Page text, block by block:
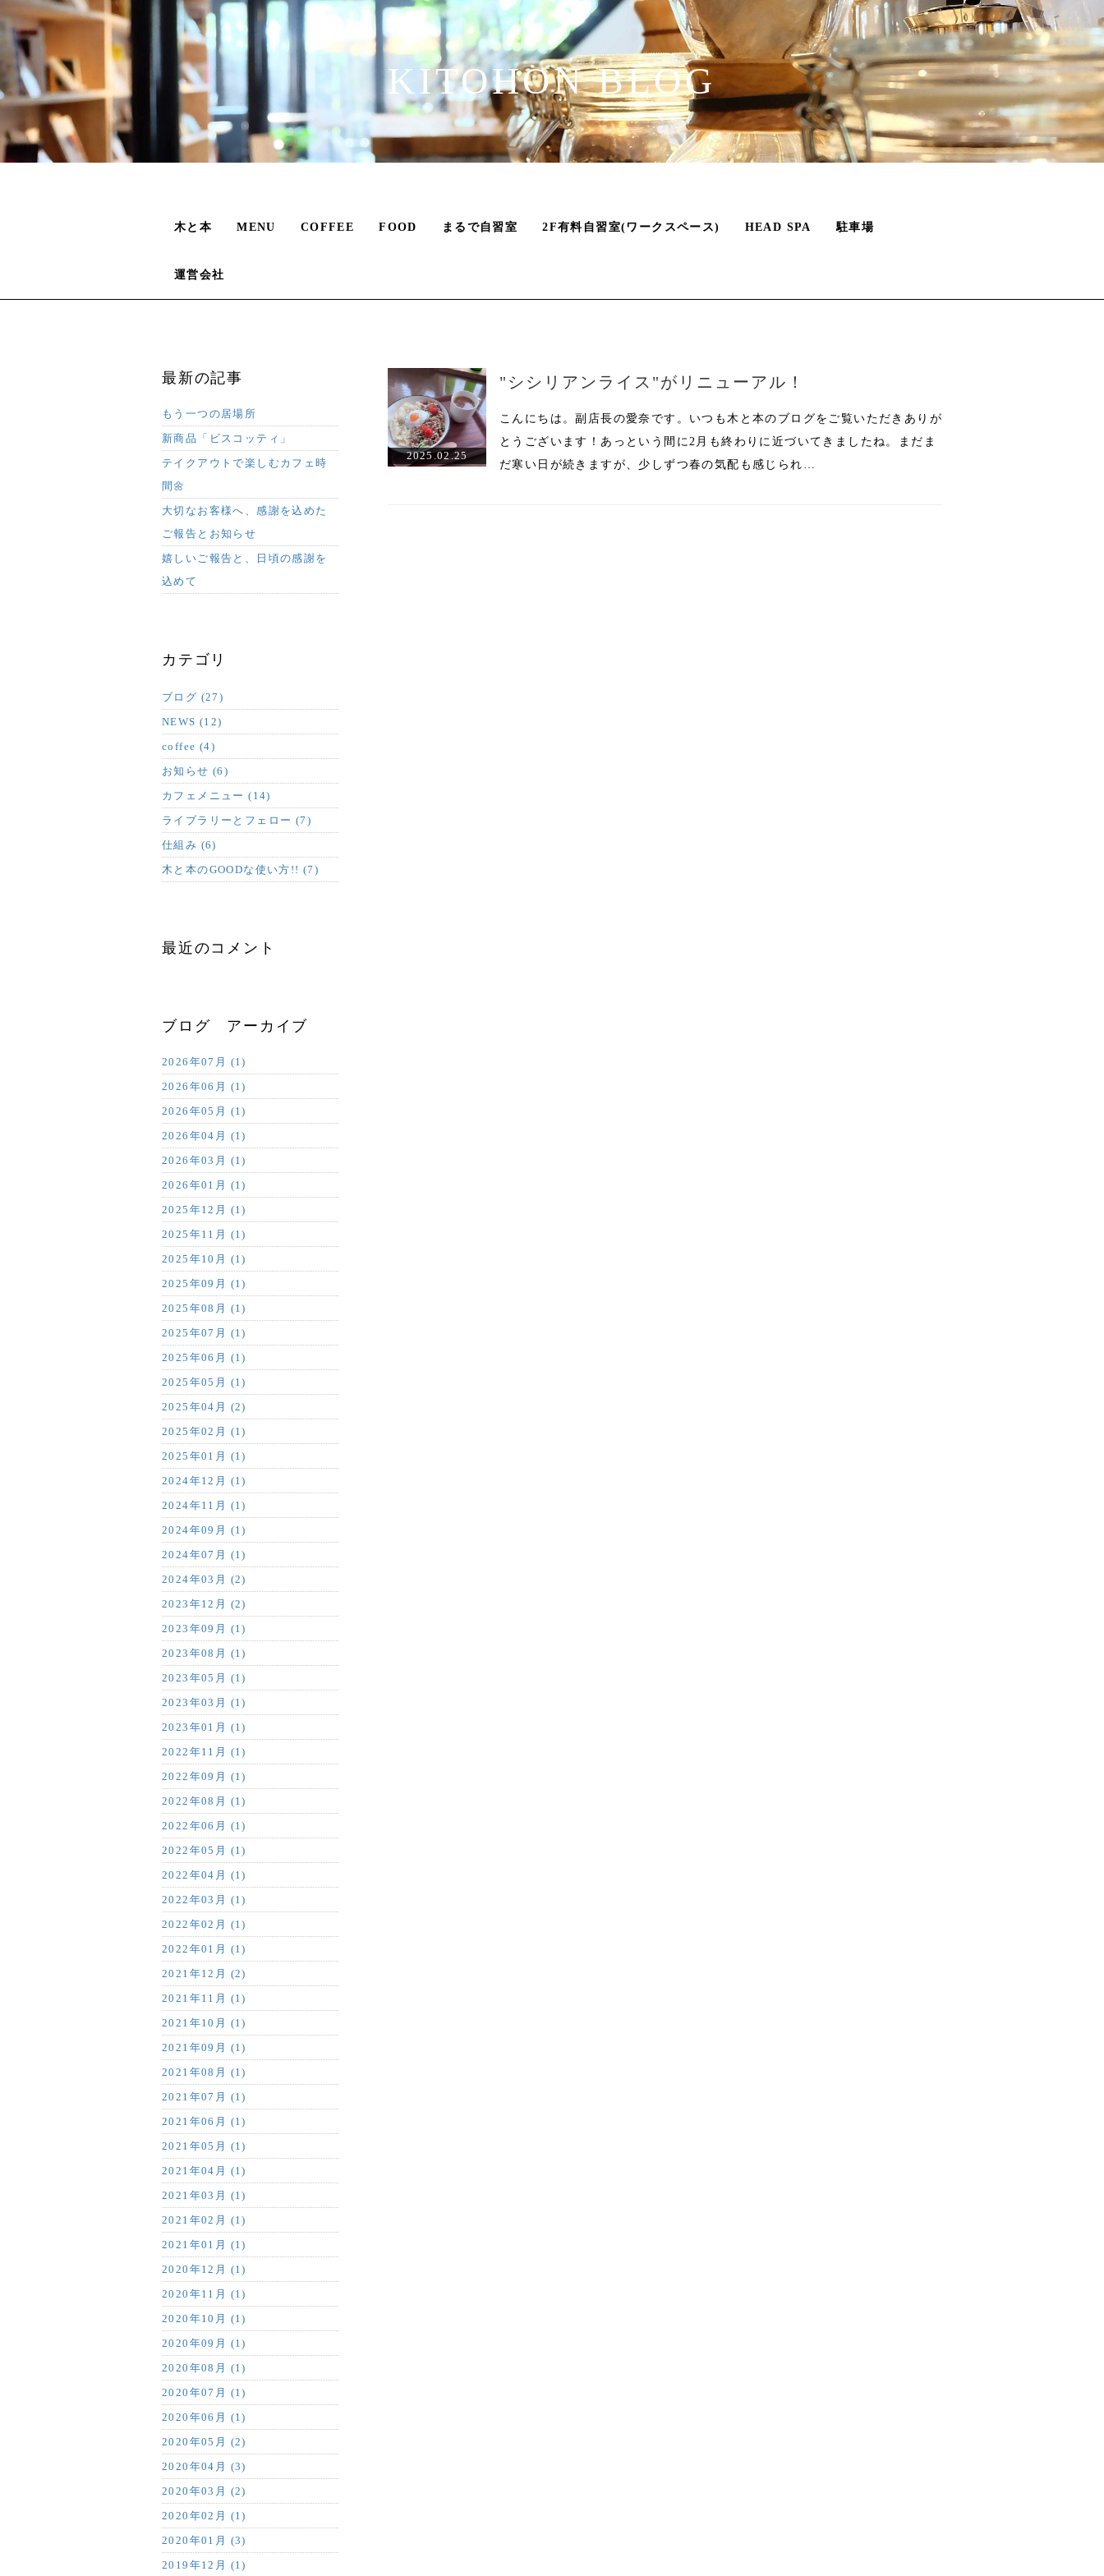
KITOHON BLOG
木と本 MENU COFFEE FOOD まるで自習室 2F有料自習室(ワークスペース) HEAD SPA 駐車場
運営会社
2025.02.25
"シシリアンライス"がリニューアル！
こんにちは。副店長の愛奈です。いつも木と本のブログをご覧いただきありが
とうございます！あっという間に2月も終わりに近づいてきましたね。まだま
だ寒い日が続きますが、少しずつ春の気配も感じられ…
最新の記事
もう一つの居場所
新商品「ビスコッティ」
テイクアウトで楽しむカフェ時
間🌼
大切なお客様へ、感謝を込めた
ご報告とお知らせ
嬉しいご報告と、日頃の感謝を
込めて
カテゴリ
ブログ (27)
NEWS (12)
coffee (4)
お知らせ (6)
カフェメニュー (14)
ライブラリーとフェロー (7)
仕組み (6)
木と本のGOODな使い方!! (7)
最近のコメント
ブログ アーカイブ
2026年07月 (1)
2026年06月 (1)
2026年05月 (1)
2026年04月 (1)
2026年03月 (1)
2026年01月 (1)
2025年12月 (1)
2025年11月 (1)
2025年10月 (1)
2025年09月 (1)
2025年08月 (1)
2025年07月 (1)
2025年06月 (1)
2025年05月 (1)
2025年04月 (2)
2025年02月 (1)
2025年01月 (1)
2024年12月 (1)
2024年11月 (1)
2024年09月 (1)
2024年07月 (1)
2024年03月 (2)
2023年12月 (2)
2023年09月 (1)
2023年08月 (1)
2023年05月 (1)
2023年03月 (1)
2023年01月 (1)
2022年11月 (1)
2022年09月 (1)
2022年08月 (1)
2022年06月 (1)
2022年05月 (1)
2022年04月 (1)
2022年03月 (1)
2022年02月 (1)
2022年01月 (1)
2021年12月 (2)
2021年11月 (1)
2021年10月 (1)
2021年09月 (1)
2021年08月 (1)
2021年07月 (1)
2021年06月 (1)
2021年05月 (1)
2021年04月 (1)
2021年03月 (1)
2021年02月 (1)
2021年01月 (1)
2020年12月 (1)
2020年11月 (1)
2020年10月 (1)
2020年09月 (1)
2020年08月 (1)
2020年07月 (1)
2020年06月 (1)
2020年05月 (2)
2020年04月 (3)
2020年03月 (2)
2020年02月 (1)
2020年01月 (3)
2019年12月 (1)